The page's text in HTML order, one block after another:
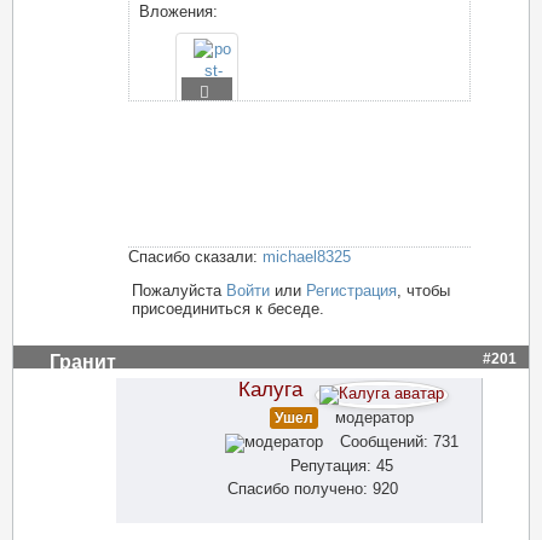
Вложения:
Спасибо сказали: michael8325
Пожалуйста Войти или Регистрация , чтобы
присоединиться к беседе.
Гранит #201
Калуга
Ушел
модератор
Сообщений: 731
Репутация: 45
Спасибо получено: 920